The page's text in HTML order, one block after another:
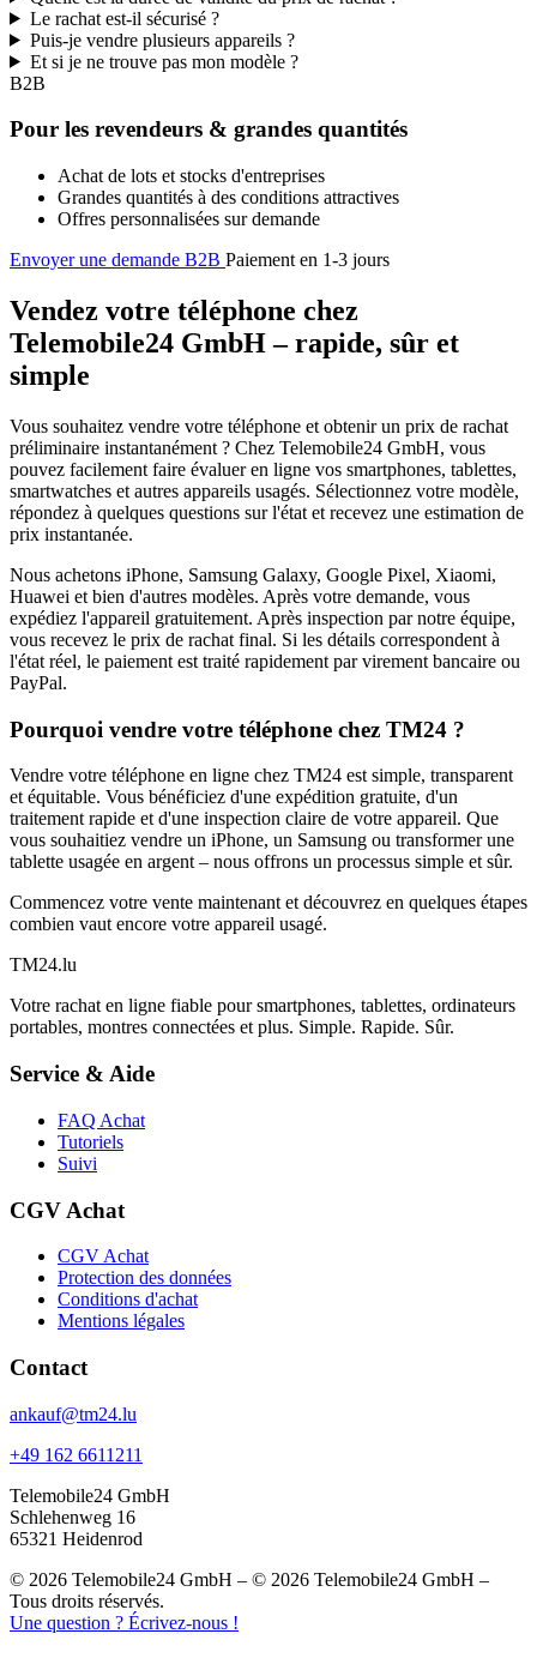
Le rachat est-il sécurisé ?
Puis-je vendre plusieurs appareils ?
Et si je ne trouve pas mon modèle ?
B2B
Pour les revendeurs & grandes quantités
Achat de lots et stocks d'entreprises
Grandes quantités à des conditions attractives
Offres personnalisées sur demande
Envoyer une demande B2B Paiement en 1-3 jours
Vendez votre téléphone chez
Telemobile24 GmbH – rapide, sûr et
simple
Vous souhaitez vendre votre téléphone et obtenir un prix de rachat
préliminaire instantanément ? Chez Telemobile24 GmbH, vous
pouvez facilement faire évaluer en ligne vos smartphones, tablettes,
smartwatches et autres appareils usagés. Sélectionnez votre modèle,
répondez à quelques questions sur l'état et recevez une estimation de
prix instantanée.
Nous achetons iPhone, Samsung Galaxy, Google Pixel, Xiaomi,
Huawei et bien d'autres modèles. Après votre demande, vous
expédiez l'appareil gratuitement. Après inspection par notre équipe,
vous recevez le prix de rachat final. Si les détails correspondent à
l'état réel, le paiement est traité rapidement par virement bancaire ou
PayPal.
Pourquoi vendre votre téléphone chez TM24 ?
Vendre votre téléphone en ligne chez TM24 est simple, transparent
et équitable. Vous bénéficiez d'une expédition gratuite, d'un
traitement rapide et d'une inspection claire de votre appareil. Que
vous souhaitiez vendre un iPhone, un Samsung ou transformer une
tablette usagée en argent – nous offrons un processus simple et sûr.
Commencez votre vente maintenant et découvrez en quelques étapes
combien vaut encore votre appareil usagé.
TM24.lu
Votre rachat en ligne fiable pour smartphones, tablettes, ordinateurs
portables, montres connectées et plus. Simple. Rapide. Sûr.
Service & Aide
FAQ Achat
Tutoriels
Suivi
CGV Achat
CGV Achat
Protection des données
Conditions d'achat
Mentions légales
Contact
ankauf@tm24.lu
+49 162 6611211
Telemobile24 GmbH
Schlehenweg 16
65321 Heidenrod
© 2026 Telemobile24 GmbH – © 2026 Telemobile24 GmbH –
Tous droits réservés.
Une question ? Écrivez-nous !